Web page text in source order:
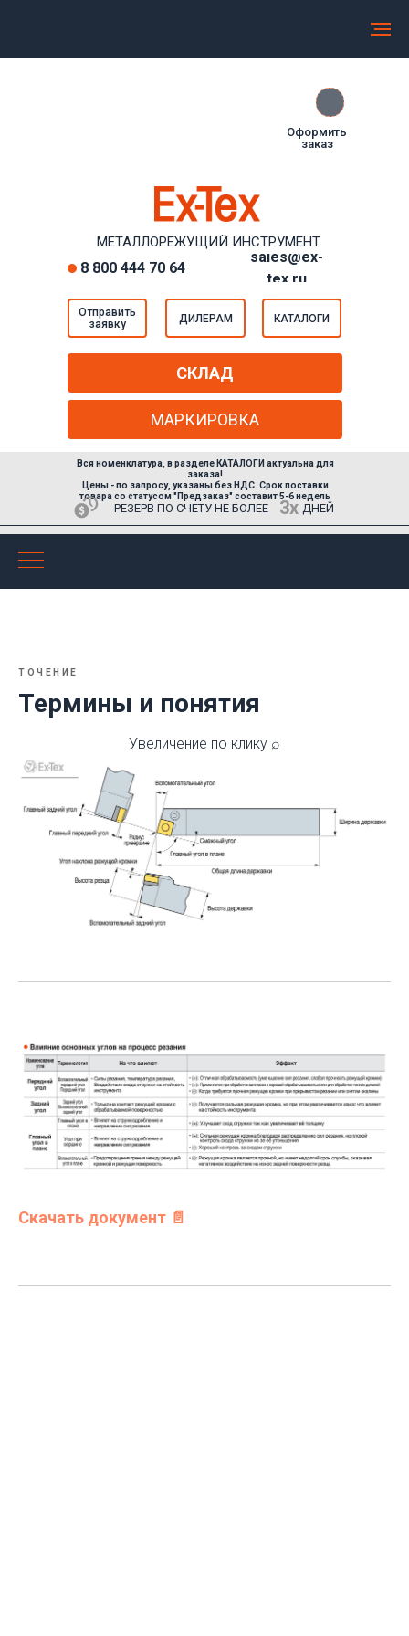
8 800 444 70 64
sales@ex-
tex.ru
КАТАЛОГИ
ДИЛЕРАМ
Отправить
заявку
МЕТАЛЛОРЕЖУЩИЙ ИНСТРУМЕНТ
Оформить
заказ
СКЛАД
МАРКИРОВКА
Вся номенклатура, в разделе КАТАЛОГИ актуальна для
заказа!
Цены - по запросу, указаны без НДС. Срок поставки
товара со статусом "Предзаказ" составит 5-6 недель
РЕЗЕРВ ПО СЧЕТУ НЕ БОЛЕЕ 3х ДНЕЙ
ТОЧЕНИЕ
Термины и понятия
Увеличение по клику ⌕
Скачать документ 📄